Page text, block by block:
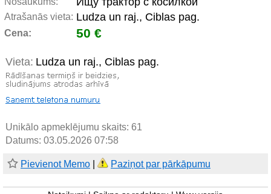
Atrašanās vieta: Ludza un raj., Ciblas pag.
Cena: 50 €
Vieta: Ludza un raj., Ciblas pag.
Unikālo apmeklējumu skaits: 61
Datums: 03.05.2026 07:58
Pievienot Memo Paziņot par pārkāpumu